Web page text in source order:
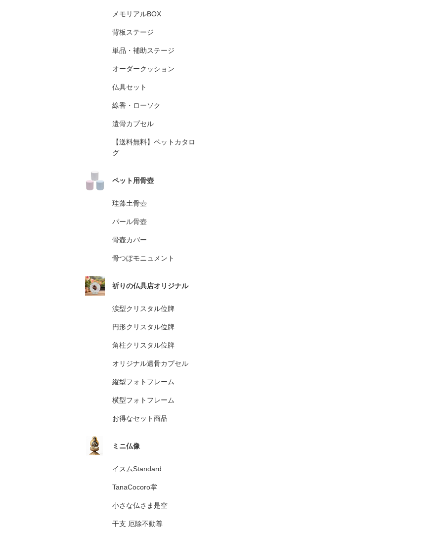
メモリアルBOX
背板ステージ
単品・補助ステージ
オーダークッション
仏具セット
線香・ローソク
遺骨カプセル
【送料無料】ペットカタロ
グ
ペット用骨壺
珪藻土骨壺
パール骨壺
骨壺カバー
骨つぼモニュメント
祈りの仏具店オリジナル
涙型クリスタル位牌
円形クリスタル位牌
角柱クリスタル位牌
オリジナル遺骨カプセル
縦型フォトフレーム
横型フォトフレーム
お得なセット商品
ミニ仏像
イスムStandard
TanaCocoro掌
小さな仏さま是空
干支 厄除不動尊